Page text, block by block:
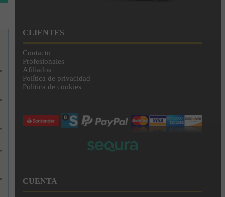
CLIENTES
Contacto
Profesionales
Afiliados
Política de privacidad
Política de cookies
CUENTA